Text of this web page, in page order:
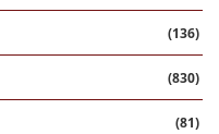
(136)
(830)
(81)